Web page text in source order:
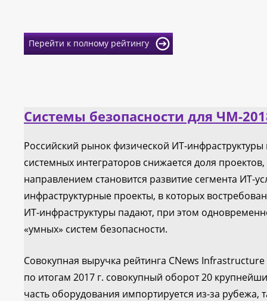
Перейти к полному рейтингу
Системы безопасности для ЧМ-
Российский рынок физической ИТ-
системных интеграторов снижается доля
направлением становится развитие сегмента ИТ-
инфраструктурные проекты, в которых
ИТ-инфраструктуры падают, при этом
«умных» систем безопасности.
Совокупная выручка рейтинга CNews
по итогам 2017 г. совокупный оборот 20
часть оборудования импортируется из-за рубежа,